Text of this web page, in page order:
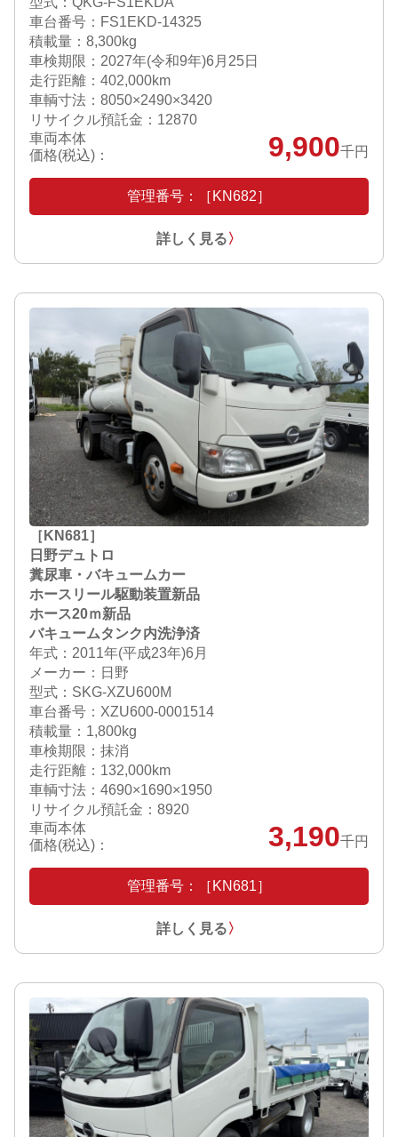
車台番号：FS1EKD-14325
積載量：8,300kg
車検期限： 2027年(令和9年)6月25日
走行距離：402,000km
車輌寸法：8050×2490×3420
リサイクル預託金：12870
車両本体
価格(税込)：
9,900千円
管理番号：［KN682］
詳しく見る〉
［KN681］
日野デュトロ
糞尿車・バキュームカー
ホースリール駆動装置新品
ホース20ｍ新品
バキュームタンク内洗浄済
年式：2011年(平成23年)6月
メーカー：日野
型式：SKG-XZU600M
車台番号：XZU600-0001514
積載量：1,800kg
車検期限：抹消
走行距離：132,000km
車輌寸法：4690×1690×1950
リサイクル預託金：8920
車両本体
価格(税込)：
3,190千円
管理番号：［KN681］
詳しく見る〉